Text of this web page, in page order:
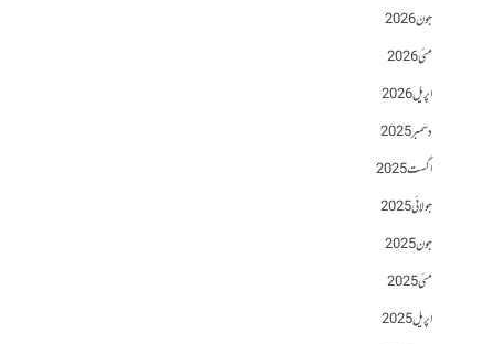
جون 2026
مئی 2026
اپریل 2026
دسمبر 2025
اگست 2025
جولائی 2025
جون 2025
مئی 2025
اپریل 2025